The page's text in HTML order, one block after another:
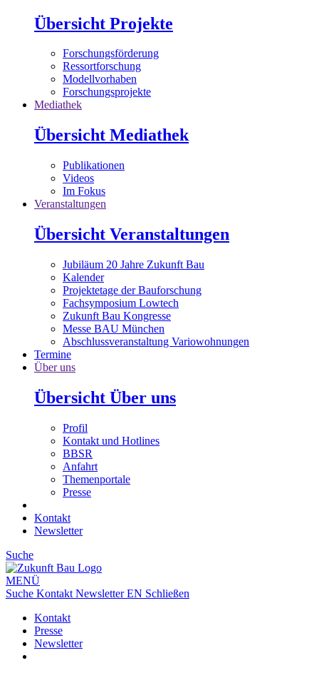
Übersicht Projekte
Forschungsförderung
Ressortforschung
Modellvorhaben
Forschungsprojekte
Mediathek
Übersicht Mediathek
Publikationen
Videos
Im Fokus
Veranstaltungen
Übersicht Veranstaltungen
Jubiläum 20 Jahre Zukunft Bau
Kalender
Projektetage der Bauforschung
Fachsymposium Lowtech
Zukunft Bau Kongresse
Messe BAU München
Abschlussveranstaltung Variowohnungen
Termine
Über uns
Übersicht Über uns
Profil
Kontakt und Hotlines
BBSR
Anfahrt
Themenportale
Presse
Kontakt
Newsletter
Suche
MENÜ
Suche Kontakt NewsletterEN Schließen
Kontakt
Presse
Newsletter